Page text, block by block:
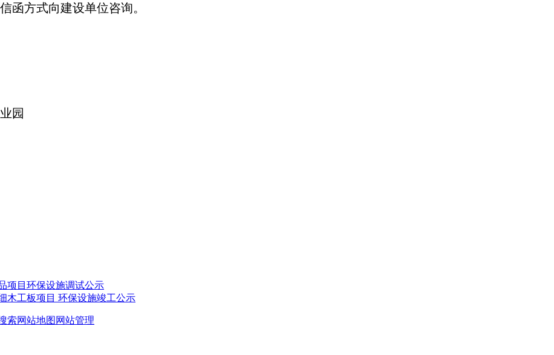
函方式向建设单位咨询。
园
项目环保设施调试公示
木工板项目 环保设施竣工公示
索网站地图 网站管理